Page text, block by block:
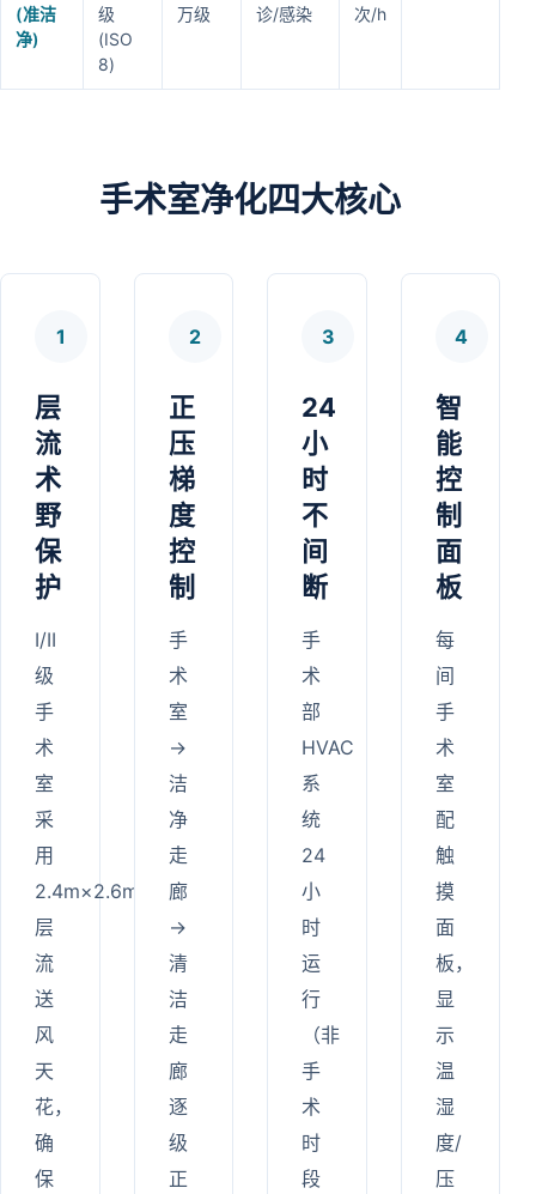
(准洁
净)
级
(ISO
8)
万级
诊/感染
次/h
手术室净化四大核心
1
层
流
术
野
保
护
I/II
级
手
术
室
采
用
2.4m×2.6m
层
流
送
风
天
花，
确
保
2
正
压
梯
度
控
制
手
术
室
→
洁
净
走
廊
→
清
洁
走
廊
逐
级
正
3
24
小
时
不
间
断
手
术
部
HVAC
系
统
24
小
时
运
行
（非
手
术
时
段
4
智
能
控
制
面
板
每
间
手
术
室
配
触
摸
面
板，
显
示
温
湿
度/
压